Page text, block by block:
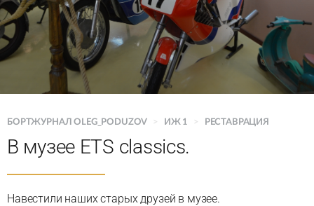
БОРТЖУРНАЛ OLEG_PODUZOV > ИЖ 1 > РЕСТАВРАЦИЯ
В музее ETS classics.
Навестили наших старых друзей в музее.